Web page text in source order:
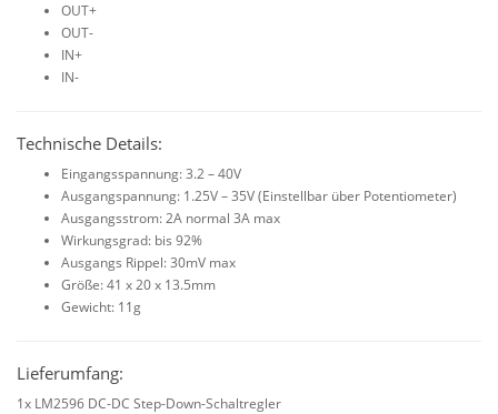
OUT+
OUT-
IN+
IN-
Technische Details:
Eingangsspannung: 3.2 – 40V
Ausgangspannung: 1.25V – 35V (Einstellbar über Potentiometer)
Ausgangsstrom: 2A normal 3A max
Wirkungsgrad: bis 92%
Ausgangs Rippel: 30mV max
Größe: 41 x 20 x 13.5mm
Gewicht: 11g
Lieferumfang:
1x LM2596 DC-DC Step-Down-Schaltregler